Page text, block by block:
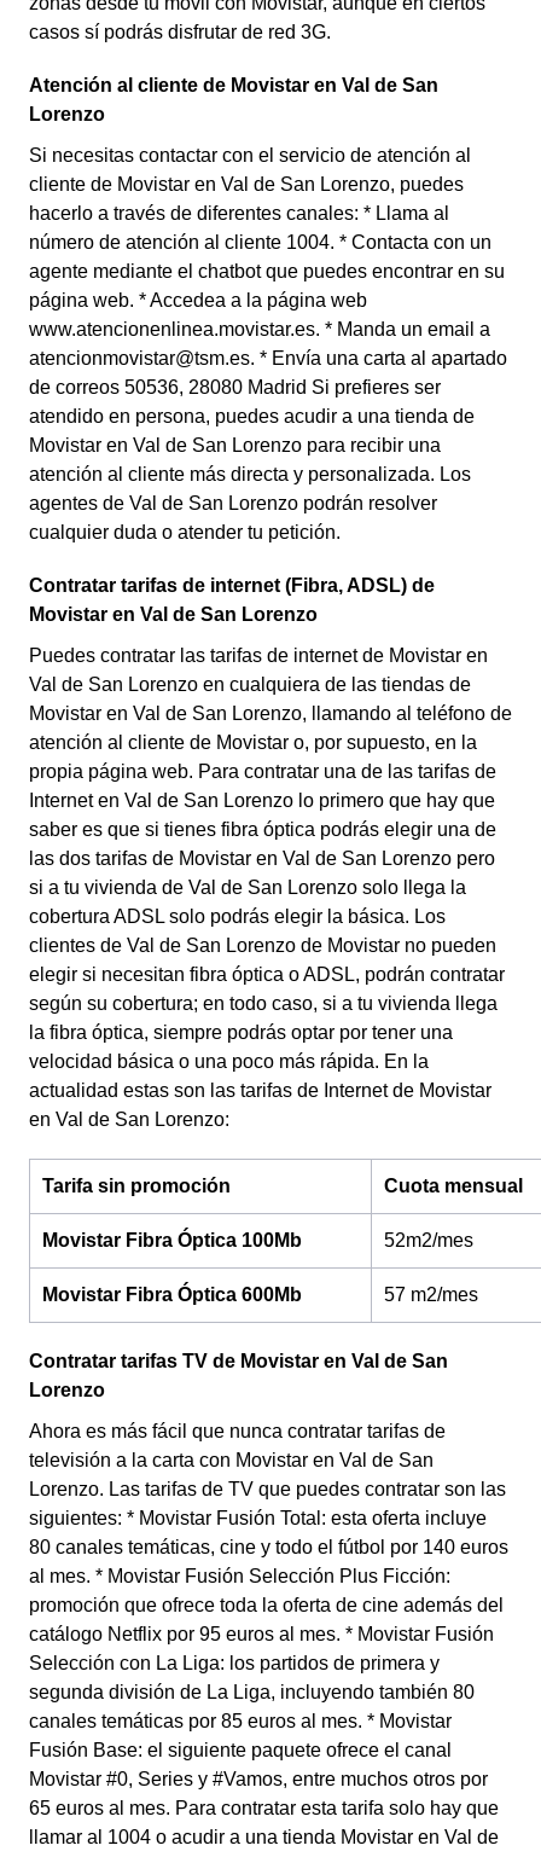
casos sí podrás disfrutar de red 3G.
Atención al cliente de Movistar en Val de San
Lorenzo
Si necesitas contactar con el servicio de atención al
cliente de Movistar en Val de San Lorenzo, puedes
hacerlo a través de diferentes canales: * Llama al
número de atención al cliente 1004. * Contacta con un
agente mediante el chatbot que puedes encontrar en su
página web. * Accedea a la página web
www.atencionenlinea.movistar.es. * Manda un email a
atencionmovistar@tsm.es. * Envía una carta al apartado
de correos 50536, 28080 Madrid Si prefieres ser
atendido en persona, puedes acudir a una tienda de
Movistar en Val de San Lorenzo para recibir una
atención al cliente más directa y personalizada. Los
agentes de Val de San Lorenzo podrán resolver
cualquier duda o atender tu petición.
Contratar tarifas de internet (Fibra, ADSL) de
Movistar en Val de San Lorenzo
Puedes contratar las tarifas de internet de Movistar en
Val de San Lorenzo en cualquiera de las tiendas de
Movistar en Val de San Lorenzo, llamando al teléfono de
atención al cliente de Movistar o, por supuesto, en la
propia página web. Para contratar una de las tarifas de
Internet en Val de San Lorenzo lo primero que hay que
saber es que si tienes fibra óptica podrás elegir una de
las dos tarifas de Movistar en Val de San Lorenzo pero
si a tu vivienda de Val de San Lorenzo solo llega la
cobertura ADSL solo podrás elegir la básica. Los
clientes de Val de San Lorenzo de Movistar no pueden
elegir si necesitan fibra óptica o ADSL, podrán contratar
según su cobertura; en todo caso, si a tu vivienda llega
la fibra óptica, siempre podrás optar por tener una
velocidad básica o una poco más rápida. En la
actualidad estas son las tarifas de Internet de Movistar
en Val de San Lorenzo:
Tarifa sin promoción Cuota mensual
Movistar Fibra Óptica 100Mb 52m2/mes
Movistar Fibra Óptica 600Mb 57 m2/mes
Contratar tarifas TV de Movistar en Val de San
Lorenzo
Ahora es más fácil que nunca contratar tarifas de
televisión a la carta con Movistar en Val de San
Lorenzo. Las tarifas de TV que puedes contratar son las
siguientes: * Movistar Fusión Total: esta oferta incluye
80 canales temáticas, cine y todo el fútbol por 140 euros
al mes. * Movistar Fusión Selección Plus Ficción:
promoción que ofrece toda la oferta de cine además del
catálogo Netflix por 95 euros al mes. * Movistar Fusión
Selección con La Liga: los partidos de primera y
segunda división de La Liga, incluyendo también 80
canales temáticas por 85 euros al mes. * Movistar
Fusión Base: el siguiente paquete ofrece el canal
Movistar #0, Series y #Vamos, entre muchos otros por
65 euros al mes. Para contratar esta tarifa solo hay que
llamar al 1004 o acudir a una tienda Movistar en Val de